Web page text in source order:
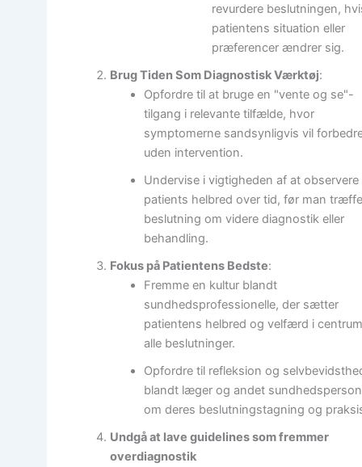
revurdere beslutningen,
patientens situation eller
præferencer ændrer sig.
Brug Tiden Som Diagnostisk Værktøj:
Opfordre til at bruge en "vente og se"-
tilgang i relevante tilfælde, hvor
symptomerne sandsynligvis vil
uden intervention.
Undervise i vigtigheden af at observere
patients helbred over tid, før man
beslutning om videre diagnostik eller
behandling.
Fokus på Patientens Bedste:
Fremme en kultur blandt
sundhedsprofessionelle, der sætter
patientens helbred og velfærd i
alle beslutninger.
Opfordre til refleksion og
blandt læger og andet
om deres beslutningstagning og
Undgå at lave guidelines som fremmer
overdiagnostik